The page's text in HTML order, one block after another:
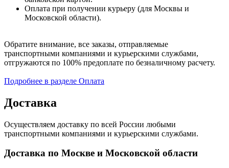
Оплата при получении курьеру (для Москвы и
Московской области).
Обратите внимание, все заказы, отправляемые
транспортными компаниями и курьерскими службами,
отгружаются по 100% предоплате по безналичному расчету.
Подробнее в разделе Оплата
Доставка
Осуществляем доставку по всей России любыми
транспортными компаниями и курьерскими службами.
Доставка по Москве и Московской области